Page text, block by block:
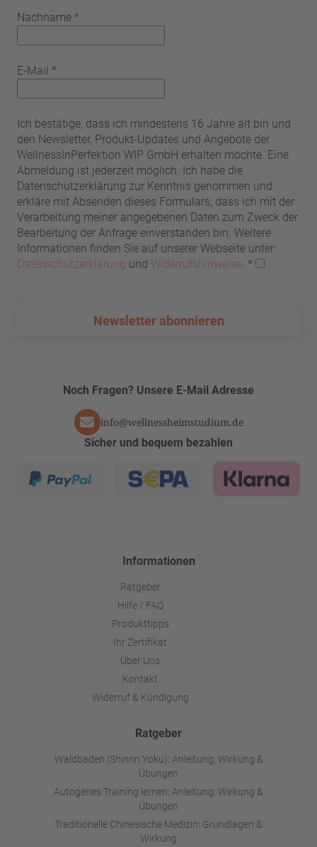
Nachname *
E-Mail *
Ich bestätige, dass ich mindestens 16 Jahre alt bin und
den Newsletter, Produkt-Updates und Angebote der
WellnessInPerfektion WIP GmbH erhalten möchte. Eine
Abmeldung ist jederzeit möglich. Ich habe die
Datenschutzerklärung zur Kenntnis genommen und
erkläre mit Absenden dieses Formulars, dass ich mit der
Verarbeitung meiner angegebenen Daten zum Zweck der
Bearbeitung der Anfrage einverstanden bin. Weitere
Informationen finden Sie auf unserer Webseite unter:
Datenschutzerklärung und Widerrufshinweise. *
Newsletter abonnieren
Sicher und bequem bezahlen
Noch Fragen? Unsere E-Mail Adresse
info@wellnessheimstudium.de
Informationen
Ratgeber
Hilfe / FAQ
Produkttipps
Ihr Zertifikat
Über Uns
Kontakt
Widerruf & Kündigung
Ratgeber
Waldbaden (Shinrin Yoku): Anleitung, Wirkung &
Übungen
Autogenes Training lernen: Anleitung, Wirkung &
Übungen
Traditionelle Chinesische Medizin: Grundlagen &
Wirkung